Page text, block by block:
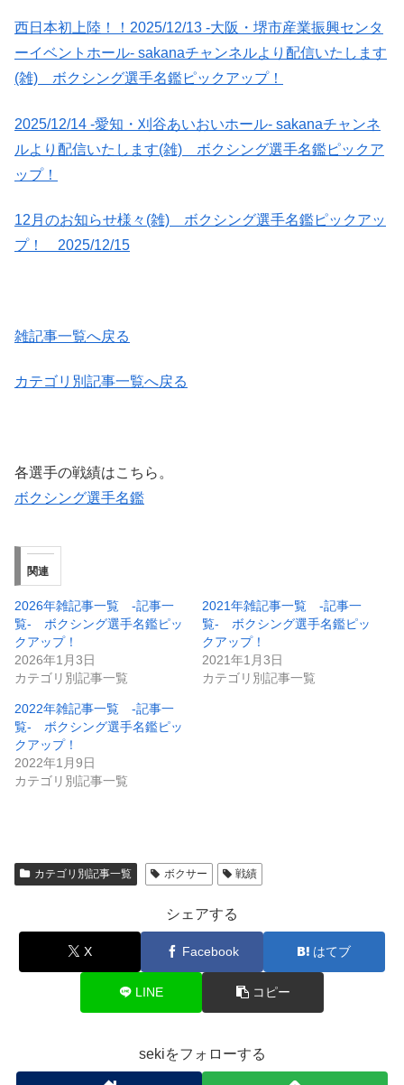
西日本初上陸！！2025/12/13 -大阪・堺市産業振興センタ
ーイベントホール- sakanaチャンネルより配信いたします
(雑) ボクシング選手名鑑ピックアップ！
2025/12/14 -愛知・刈谷あいおいホール- sakanaチャンネ
ルより配信いたします(雑) ボクシング選手名鑑ピックア
ップ！
12月のお知らせ様々(雑) ボクシング選手名鑑ピックアッ
プ！ 2025/12/15
雑記事一覧へ戻る
カテゴリ別記事一覧へ戻る
各選手の戦績はこちら。
ボクシング選手名鑑
関連
2026年雑記事一覧 -記事一
覧- ボクシング選手名鑑ピッ
クアップ！
2026年1月3日
カテゴリ別記事一覧
2021年雑記事一覧 -記事一
覧- ボクシング選手名鑑ピッ
クアップ！
2021年1月3日
カテゴリ別記事一覧
2022年雑記事一覧 -記事一
覧- ボクシング選手名鑑ピッ
クアップ！
2022年1月9日
カテゴリ別記事一覧
カテゴリ別記事一覧 ボクサー 戦績
シェアする
X Facebook はてブ
LINE コピー
sekiをフォローする